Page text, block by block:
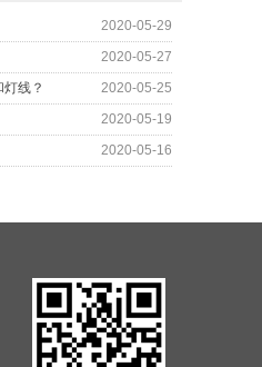
2020-05-29
2020-05-27
2020-05-25
线？
2020-05-19
2020-05-16